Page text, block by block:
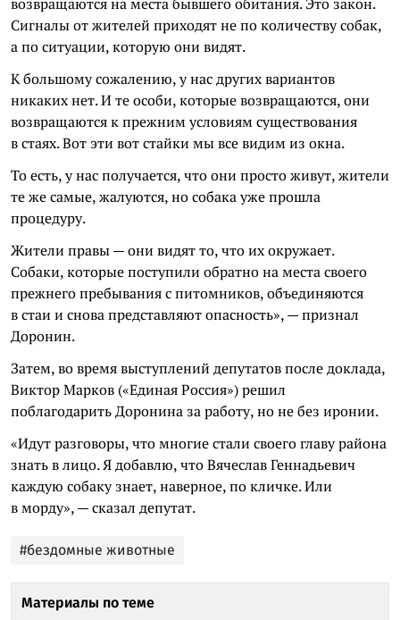
Сигналы от жителей приходят не по количеству собак,
а по ситуации, которую они видят.
К большому сожалению, у нас других вариантов
никаких нет. И те особи, которые возвращаются, они
возвращаются к прежним условиям существования
в стаях. Вот эти вот стайки мы все видим из окна.
То есть, у нас получается, что они просто живут, жители
те же самые, жалуются, но собака уже прошла
процедуру.
Жители правы — они видят то, что их окружает.
Собаки, которые поступили обратно на места своего
прежнего пребывания с питомников, объединяются
в стаи и снова представляют опасность», — признал
Доронин.
Затем, во время выступлений депутатов после доклада,
Виктор Марков («Единая Россия») решил
поблагодарить Доронина за работу, но не без иронии.
«Идут разговоры, что многие стали своего главу района
знать в лицо. Я добавлю, что Вячеслав Геннадьевич
каждую собаку знает, наверное, по кличке. Или
в морду», — сказал депутат.
#бездомные животные
Материалы по теме